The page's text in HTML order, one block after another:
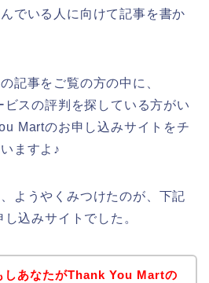
でいる人に向けて記事を書か
記事をご覧の方の中に、
スの評判を探している方がい
Martのお申し込みサイトをチ
ますよ♪
ようやくみつけたのが、下記
込みサイトでした。
しあなたがThank You Martの